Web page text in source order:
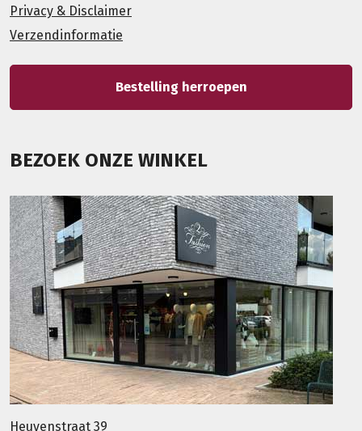
Privacy & Disclaimer
Verzendinformatie
Bestelling herroepen
BEZOEK ONZE WINKEL
Heuvenstraat 39